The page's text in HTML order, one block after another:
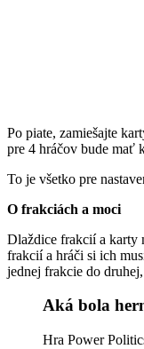
Po piate, zamiešajte
pre 4 hráčov bude mať
To je všetko pre
O frakciách a moci
Dlaždice frakcií a karty
frakcií a hráči si ich
jednej frakcie do
Aká bola
Hra Power